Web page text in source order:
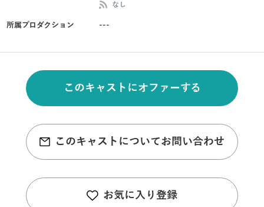
なし
所属プロダクション ---
このキャストにオファーする
このキャストについてお問い合わせ
お気に入り登録